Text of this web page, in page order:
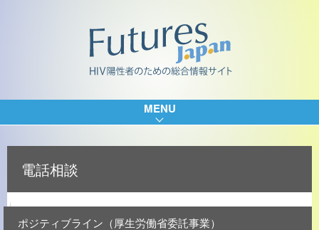
MENU
電話相談
ポジティブライン（厚生労働省委託事業）